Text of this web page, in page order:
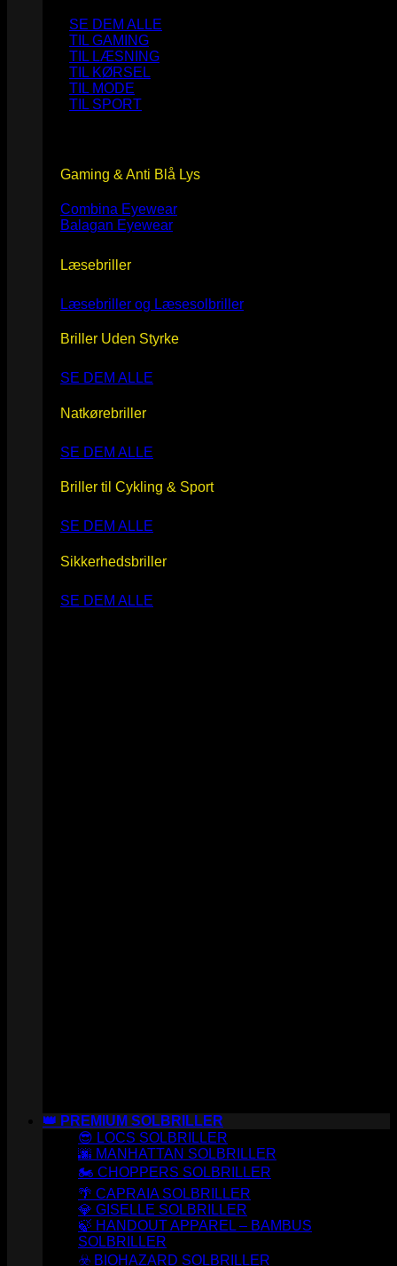
SE DEM ALLE
TIL GAMING
TIL LÆSNING
TIL KØRSEL
TIL MODE
TIL SPORT
Gaming & Anti Blå Lys
Combina Eyewear
Balagan Eyewear
Læsebriller
Læsebriller og Læsesolbriller
Briller Uden Styrke
SE DEM ALLE
Natkørebriller
SE DEM ALLE
Briller til Cykling & Sport
SE DEM ALLE
Sikkerhedsbriller
SE DEM ALLE
👑 PREMIUM SOLBRILLER
😎 LOCS SOLBRILLER
🌆 MANHATTAN SOLBRILLER
🏍️ CHOPPERS SOLBRILLER
🌴 CAPRAIA SOLBRILLER
💎 GISELLE SOLBRILLER
🍃 HANDOUT APPAREL – BAMBUS
SOLBRILLER
☣️ BIOHAZARD SOLBRILLER